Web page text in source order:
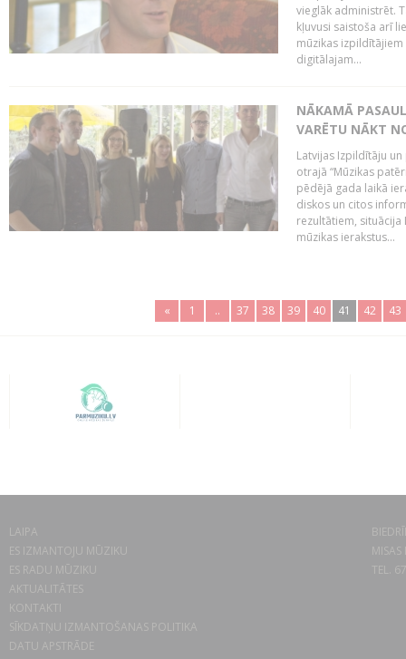
vieglāk administrēt.
kļuvusi saistoša arī
mūzikas
digitālajam...
NĀKAMĀ
VARĒTU NĀKT
Latvijas Izpildītāju
otrajā “Mūzikas
pēdējā gada laikā
diskos un citos
rezultātiem, situācija
mūzikas ierakstus...
« 1 .. 37 38 39 40 41 42 43
LAIPA
ES IZMANTOJU MŪZIKU
ES RADU MŪZIKU
AKTUALITĀTES
KONTAKTI
SĪKDATŅU IZMANTOŠANAS POLITIKA
DATU APSTRĀDE
TEL.